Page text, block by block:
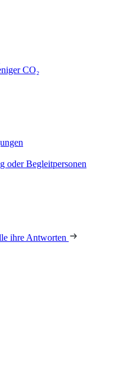
CO₂
oder Begleitpersonen
ihre Antworten